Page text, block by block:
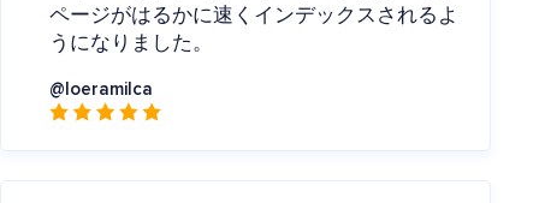
ページがはるかに速くインデックスされるよ
うになりました。
@loeramilca